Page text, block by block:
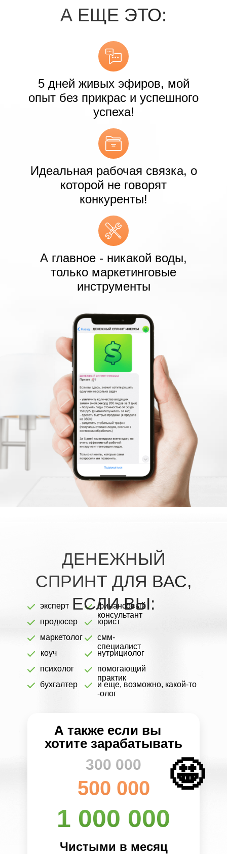
А ЕЩЕ ЭТО:
5 дней живых эфиров, мой
опыт без прикрас и успешного
успеха!
Идеальная рабочая связка, о
которой не говорят
конкуренты!
А главное - никакой воды,
только маркетинговые
инструменты
А также если вы
хотите зарабатывать
300 000
500 000
1 000 000
эксперт
продюсер
маркетолог
коуч
психолог
бухгалтер
финансовый
консультант
юрист
смм-
специалист
нутрициолог
помогающий
практик
и еще, возможно, какой-то
-олог
ДЕНЕЖНЫЙ
СПРИНТ ДЛЯ ВАС,
ЕСЛИ ВЫ:
Чистыми в месяц
🤩